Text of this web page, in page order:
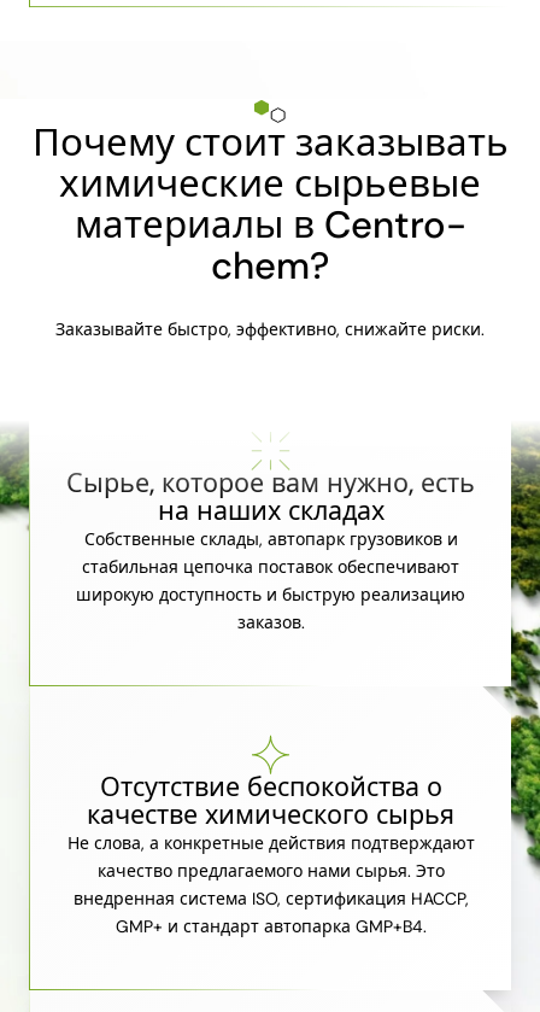
Почему стоит заказывать
химические сырьевые
материалы в Centro-
chem?
Заказывайте быстро, эффективно, снижайте риски.
Сырье, которое вам нужно, есть
на наших складах
Собственные склады, автопарк грузовиков и
стабильная цепочка поставок обеспечивают
широкую доступность и быструю реализацию
заказов.
Отсутствие беспокойства о
качестве химического сырья
Не слова, а конкретные действия подтверждают
качество предлагаемого нами сырья. Это
внедренная система ISO, сертификация HACCP,
GMP+ и стандарт автопарка GMP+B4.